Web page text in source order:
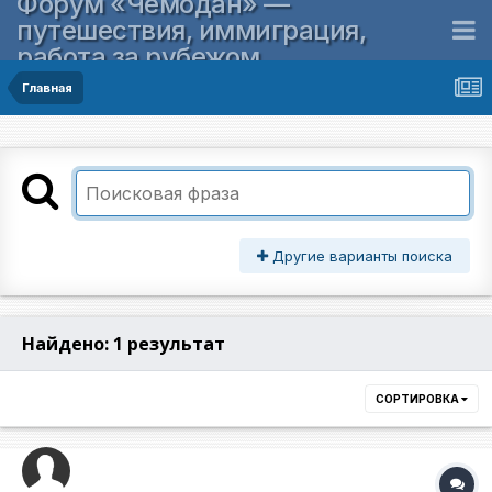
путешествия, иммиграция,
работа за рубежом
Главная
Другие варианты поиска
Найдено: 1 результат
СОРТИРОВКА